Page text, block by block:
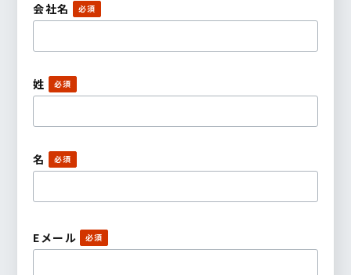
会社名
姓
名
Eメール